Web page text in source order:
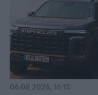
06.08.2026, 16:15